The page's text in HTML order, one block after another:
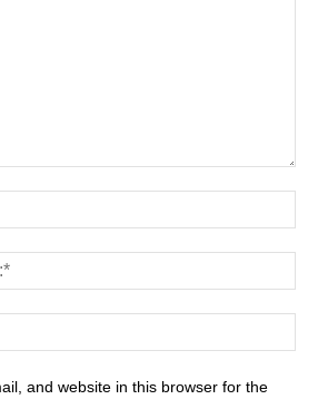
and website in this browser for the